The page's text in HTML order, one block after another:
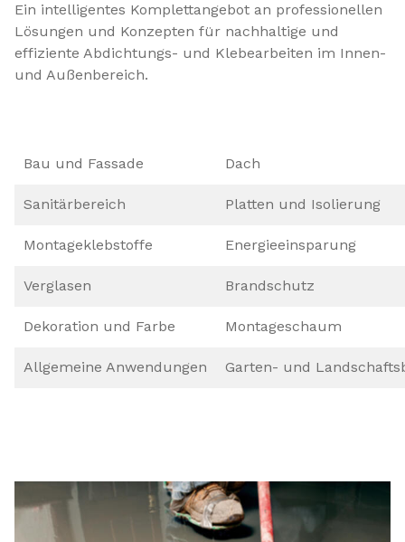
Ein intelligentes Komplettangebot an professionellen
Lösungen und Konzepten für nachhaltige und
effiziente Abdichtungs- und Klebearbeiten im Innen-
und Außenbereich.
Bau und Fassade Dach
Sanitärbereich Platten und Isolierung
Montageklebstoffe Energieeinsparung
Verglasen Brandschutz
Dekoration und Farbe Montageschaum
Allgemeine Anwendungen Garten- und